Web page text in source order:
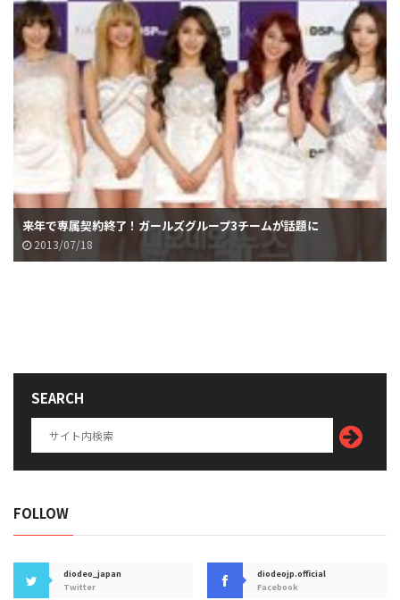
来年で専属契約終了！ガールズグループ3チームが話題に
2013/07/18
SEARCH
FOLLOW
diodeo_japan
Twitter
diodeojp.official
Facebook